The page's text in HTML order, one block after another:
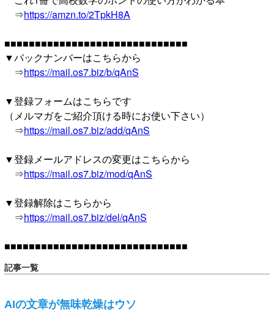
⇒https://amzn.to/2TpkH8A
■■■■■■■■■■■■■■■■■■■■■■■■■■■■■■
▼バックナンバーはこちらから
⇒https://mail.os7.biz/b/qAnS
▼登録フォームはこちらです
（メルマガをご紹介頂ける時にお使い下さい）
⇒https://mail.os7.biz/add/qAnS
▼登録メールアドレスの変更はこちらから
⇒https://mail.os7.biz/mod/qAnS
▼登録解除はこちらから
⇒https://mail.os7.biz/del/qAnS
■■■■■■■■■■■■■■■■■■■■■■■■■■■■■■
記事一覧
AIの文章が無味乾燥はウソ